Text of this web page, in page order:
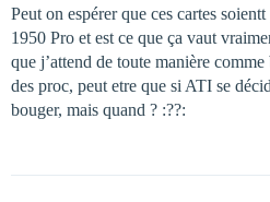
Peut on espérer que ces cartes
1950 Pro et est ce que ça vaut
que j’attend de toute manière
des proc, peut etre que si ATI se
bouger, mais quand ? :??: